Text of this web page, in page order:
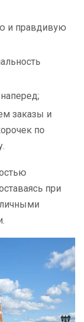
и правдивую
заказы и
по
при